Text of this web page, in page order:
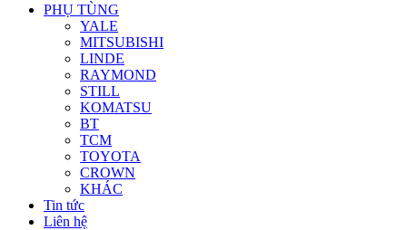
PHỤ TÙNG
YALE
MITSUBISHI
LINDE
RAYMOND
STILL
KOMATSU
BT
TCM
TOYOTA
CROWN
KHÁC
Tin tức
Liên hệ